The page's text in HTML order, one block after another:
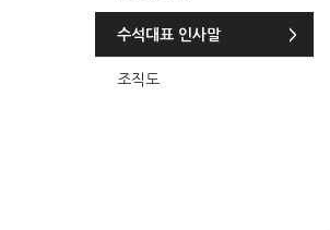
수석대표 인사말
조직도